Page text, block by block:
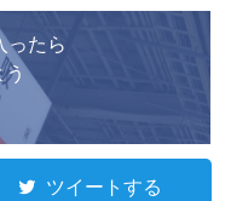
ったら
う
ツイートする